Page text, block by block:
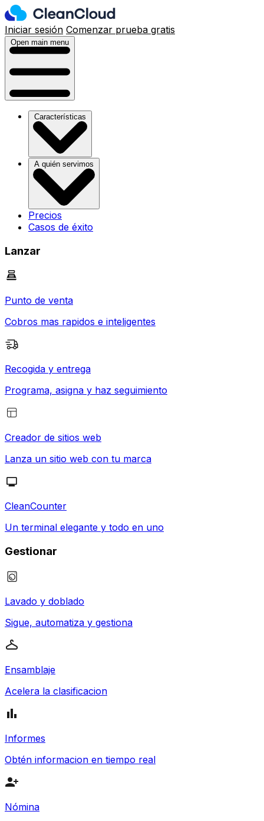
Iniciar sesión Comenzar prueba gratis
Open main menu
Características
A quién servimos
Precios
Casos de éxito
Lanzar
Punto de venta
Cobros mas rapidos e inteligentes
Recogida y entrega
Programa, asigna y haz seguimiento
Creador de sitios web
Lanza un sitio web con tu marca
CleanCounter
Un terminal elegante y todo en uno
Gestionar
Lavado y doblado
Sigue, automatiza y gestiona
Ensamblaje
Acelera la clasificacion
Informes
Obtén informacion en tiempo real
Nómina